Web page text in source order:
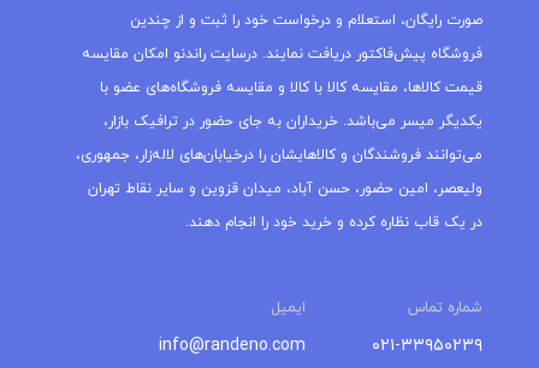
صورت رایگان، استعلام و درخواست خود را ثبت و از چندین
فروشگاه پیش‌فاکتور دریافت نمایند. درسایت راندنو امکان مقایسه
قیمت کالاها، مقایسه کالا با کالا و مقایسه فروشگاه‌های عضو با
یکدیگر میسر می‌باشد. خریداران به جای حضور در ترافیک بازار،
می‌توانند فروشندگان و کالاهایشان را درخیابان‌های لاله‌زار، جمهوری،
ولیعصر، امین حضور، حسن آباد، میدان قزوین و سایر نقاط تهران
در یک قاب نظاره کرده و خرید خود را انجام دهند.
شماره تماس ایمیل
۰۲۱-۳۳۹۵۰۲۳۹
info@randeno.com